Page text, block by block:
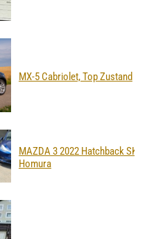
MX-5 Cabriolet, Top Zustand
MAZDA 3 2022 Hatchback
Homura